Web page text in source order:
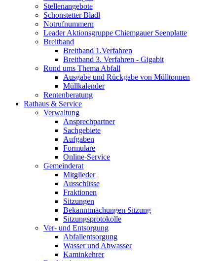
Stellenangebote
Schonstetter Bladl
Notrufnummern
Leader Aktionsgruppe Chiemgauer Seenplatte
Breitband
Breitband 1.Verfahren
Breitband 3. Verfahren - Gigabit
Rund ums Thema Abfall
Ausgabe und Rückgabe von Mülltonnen
Müllkalender
Rentenberatung
Rathaus & Service
Verwaltung
Ansprechpartner
Sachgebiete
Aufgaben
Formulare
Online-Service
Gemeinderat
Mitglieder
Ausschüsse
Fraktionen
Sitzungen
Bekanntmachungen Sitzung
Sitzungsprotokolle
Ver- und Entsorgung
Abfallentsorgung
Wasser und Abwasser
Kaminkehrer